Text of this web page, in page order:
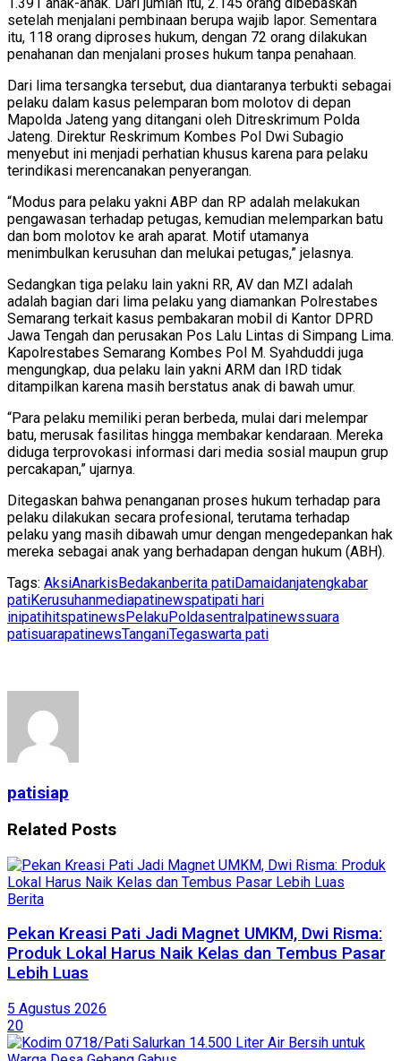
1.391 anak-anak. Dari jumlah itu, 2.145 orang dibebaskan
setelah menjalani pembinaan berupa wajib lapor. Sementara
itu, 118 orang diproses hukum, dengan 72 orang dilakukan
penahanan dan menjalani proses hukum tanpa penahaan.
Dari lima tersangka tersebut, dua diantaranya terbukti sebagai
pelaku dalam kasus pelemparan bom molotov di depan
Mapolda Jateng yang ditangani oleh Ditreskrimum Polda
Jateng. Direktur Reskrimum Kombes Pol Dwi Subagio
menyebut ini menjadi perhatian khusus karena para pelaku
terindikasi merencanakan penyerangan.
“Modus para pelaku yakni ABP dan RP adalah melakukan
pengawasan terhadap petugas, kemudian melemparkan batu
dan bom molotov ke arah aparat. Motif utamanya
menimbulkan kerusuhan dan melukai petugas,” jelasnya.
Sedangkan tiga pelaku lain yakni RR, AV dan MZI adalah
adalah bagian dari lima pelaku yang diamankan Polrestabes
Semarang terkait kasus pembakaran mobil di Kantor DPRD
Jawa Tengah dan perusakan Pos Lalu Lintas di Simpang Lima.
Kapolrestabes Semarang Kombes Pol M. Syahduddi juga
mengungkap, dua pelaku lain yakni ARM dan IRD tidak
ditampilkan karena masih berstatus anak di bawah umur.
“Para pelaku memiliki peran berbeda, mulai dari melempar
batu, merusak fasilitas hingga membakar kendaraan. Mereka
diduga terprovokasi informasi dari media sosial maupun grup
percakapan,” ujarnya.
Ditegaskan bahwa penanganan proses hukum terhadap para
pelaku dilakukan secara profesional, terutama terhadap
pelaku yang masih dibawah umur dengan mengedepankan hak
mereka sebagai anak yang berhadapan dengan hukum (ABH).
Tags: AksiAnarkis Bedakanberita patiDamaidanjatengkabar
patiKerusuhanmediapatinewspatipati hari
inipatihitspatinews PelakuPoldasentralpatinewssuara
patisuarapatinewsTanganiTegaswarta pati
patisiap
Related Posts
Berita
Pekan Kreasi Pati Jadi Magnet UMKM, Dwi Risma:
Produk Lokal Harus Naik Kelas dan Tembus Pasar
Lebih Luas
5 Agustus 2026
20